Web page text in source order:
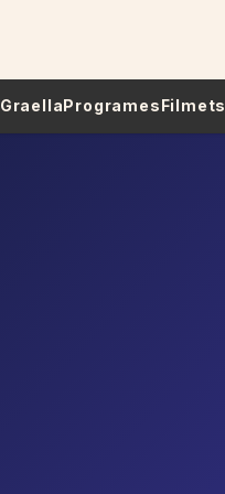
GraellaProgramesFilmets